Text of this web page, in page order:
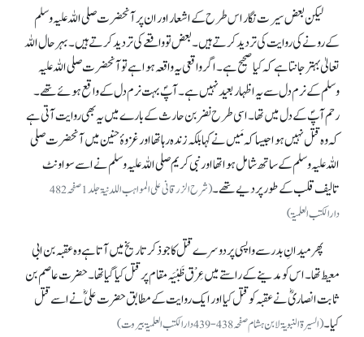
لیکن بعض سیرت نگار اس طرح کے اشعار اور ان پر آنحضرت صلی اللہ علیہ وسلم
کے رونے کی روایت کی تردید کرتے ہیں۔ بعض تو واقعے کی تردید کرتے ہیں۔ بہرحال اللہ
تعالیٰ بہتر جانتا ہے کہ کیا صحیح ہے۔ اگر واقعی یہ واقعہ ہوا ہے تو آنحضرت صلی اللہ علیہ
وسلم کے نرم دل سے یہ اظہار بعید نہیں ہے۔ آپؐ بہت نرم دل کے واقع ہوئے تھے۔
رحم آپؐ کے دل میں تھا۔ اسی طرح نضر بن حارث کے بارے میں یہ بھی روایت آتی ہے
کہ وہ قتل نہیں ہوا جیساکہ مَیں نے کہا بلکہ زندہ رہا تھا اور غزوۂ حنین میں آنحضرت صلی
اللہ علیہ وسلم کے ساتھ شامل ہوا تھا اور نبی کریم صلی اللہ علیہ وسلم نے اسے سو اونٹ
تالیف قلب کے طور پر دیے تھے۔
(شرح الزرقانی علی المواہب اللدنیۃ جلد 1صفحہ 482
دارالکتب العلمیۃ)
پھر میدانِ بدر سے واپسی پر دوسرے قتل کا جو ذکر تاریخ میں آتا ہے وہ عقبہ بن ابی
معیط تھا۔ اس کو مدینےکے راستے میں عِرْق ظَبْیَہ مقام پر قتل کیا گیاتھا۔ حضرت عاصم بن
ثابت انصاریؓ نے عقبہ کو قتل کیا اور ایک روایت کے مطابق حضرت علیؓ نے اسے قتل
کیا۔(السیرۃ النبویۃ لابن ہشام صفحہ 438-439 دارالکتب العلمیۃ بیروت)